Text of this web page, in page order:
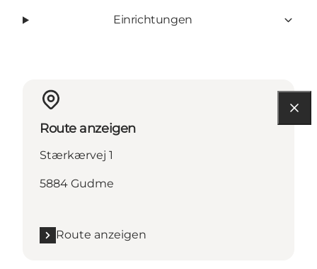
Einrichtungen
Route anzeigen
Stærkærvej 1
5884 Gudme
Route anzeigen